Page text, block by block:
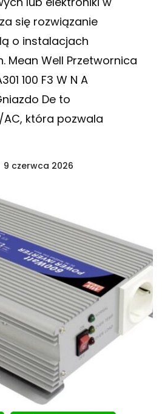
się rozwiązanie
o instalacjach
Mean Well Przetwornica
100 F3 W N A
De to
która pozwala
9 czerwca 2026